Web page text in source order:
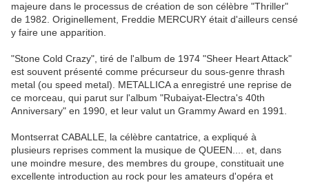
majeure dans le processus de création de son célèbre "Thriller"
de 1982. Originellement, Freddie MERCURY était d'ailleurs censé
y faire une apparition.
"Stone Cold Crazy", tiré de l'album de 1974 "Sheer Heart Attack"
est souvent présenté comme précurseur du sous-genre thrash
metal (ou speed metal). METALLICA a enregistré une reprise de
ce morceau, qui parut sur l'album "Rubaiyat-Electra's 40th
Anniversary" en 1990, et leur valut un Grammy Award en 1991.
Montserrat CABALLE, la célèbre cantatrice, a expliqué à
plusieurs reprises comment la musique de QUEEN.... et, dans
une moindre mesure, des membres du groupe, constituait une
excellente introduction au rock pour les amateurs d'opéra et